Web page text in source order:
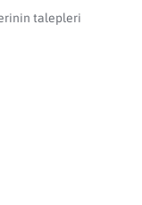
talepleri